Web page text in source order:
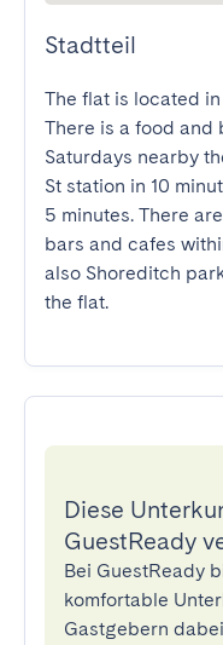
Stadtteil
The flat is located
There is a food and
Saturdays nearby
St station in 10
5 minutes. There
bars and cafes
also Shoreditch
the flat.
Diese
GuestReady
Bei GuestReady
komfortable
Gastgebern